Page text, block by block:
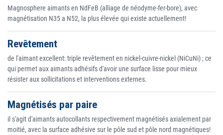
Magnosphere aimants en NdFeB (alliage de néodyme-fer-bore), avec
magnétisation N35 a N52, la plus élevée qui existe actuellement!
Revêtement
de l'aimant excellent: triple revêtement en nickel-cuivre-nickel (NiCuNi) ; ce
qui permet aux aimants adhésifs d'avoir une surface lisse pour mieux
résister aux sollicitations et interventions externes.
Magnétisés par paire
il s'agit d'aimants autocollants respectivement magnétisés axialement par
moitié, avec la surface adhésive sur le pôle sud et pôle nord magnétiques!